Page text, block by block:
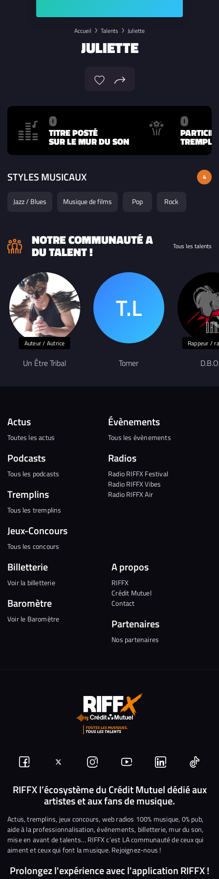
Accueil Talents Juliette
JULIETTE
0
TITRE POSTÉ
SUR LE MUR DU SON
0
STYLES MUSICAUX 4
Jazz / Blues Musique de films Pop Rock
NOTRE COMMUNAUTÉ A
DU TALENT ! Tous les talents
Auteur / Autrice
Un Être Tribal Tomer
Rappeur /
Actus
Toutes les actus
Podcasts
Tous les podcasts
Tremplins
Tous les tremplins
Jeux-Concours
Tous les concours
Évènements
Tous les évènements
Radios
Radio RIFFX Festival
Radio RIFFX Vibes
Radio RIFFX Air
Billetterie
Voir la billetterie
Baromètre
Voir le Baromètre
A propos
RIFFX
Crédit Mutuel
Contact
Partenaires
Nos partenaires
Suivez-
nous
Facebook
Suivez-
nous
sur
Twitter
Nous
rejoindre
sur
Instagram
Nous
rejoindre
sur
YouTube
Nous
rejoindre
sur
Linkedin
Nous
RIFFX l’écosystème du Crédit Mutuel dédié aux
artistes et aux fans de musique.
Actus, tremplins, jeux concours, web radios 100% musique, 0% pub,
aide à la professionnalisation, événements, billetterie, mur du son,
mise en avant de talents… RIFFX c’est LA communauté de ceux qui
aiment et ceux qui font la musique. Rejoignez-nous !
Prolongez l'expérience avec l'application RIFFX !